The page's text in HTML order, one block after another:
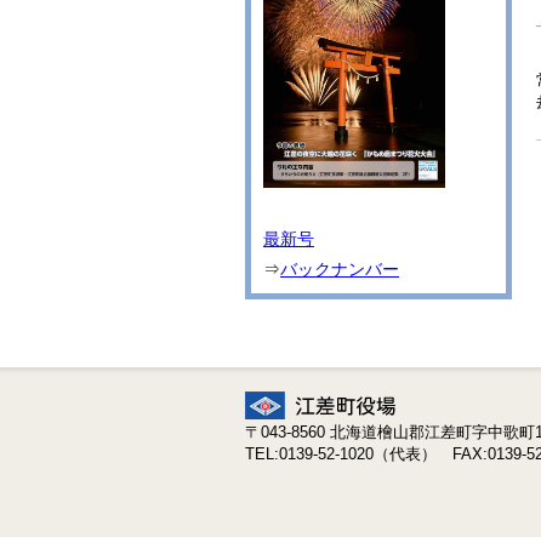
最新号
⇒バックナンバー
〒043-8560 北海道檜山郡江差町字中歌町
TEL:0139-52-1020（代表） FAX:0139-